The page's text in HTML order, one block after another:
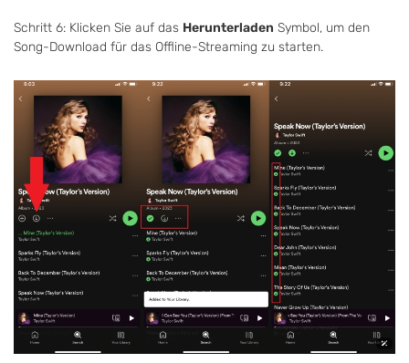
Schritt 6: Klicken Sie auf das Herunterladen Symbol, um den
Song-Download für das Offline-Streaming zu starten.